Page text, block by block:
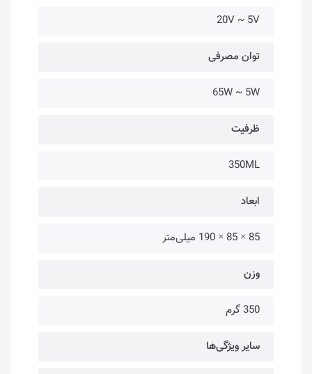
20V ~ 5V
توان مصرفی
65W ~ 5W
ظرفیت
350ML
ابعاد
85 × 85 × 190 میلی‌متر
وزن
350 گرم
سایر ویژگی‌ها